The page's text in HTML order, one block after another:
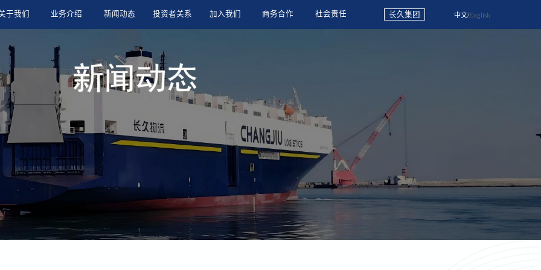
于我们 业务介绍 新闻动态 投资者关系 加入我们 商务合作 社会责任 长久集团 中文/English